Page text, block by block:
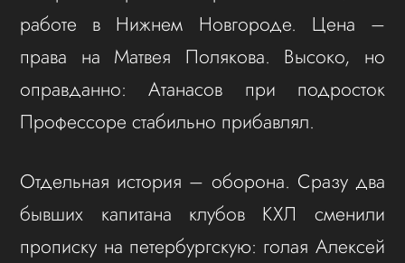
работе в Нижнем Новгороде. Цена –
права на Матвея Полякова. Высоко, но
оправданно: Атанасов при подросток
Профессоре стабильно прибавлял.
Отдельная история – оборона. Сразу два
бывших капитана клубов КХЛ сменили
прописку на петербургскую: голая Алексей